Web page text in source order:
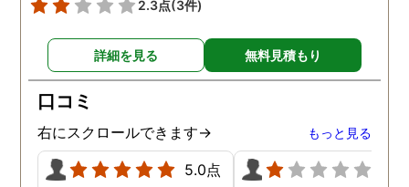
いう安心感が あり、次に進
む力を与えてくれたと思い
ます。 本当にありがとうご
ざいました。
2.3点(3件)
詳細を見る 無料見積もり
口コミ
右にスクロールできます→ もっと見る
5.0点